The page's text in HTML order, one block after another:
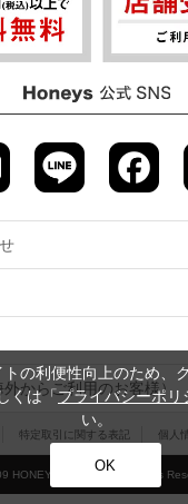
からご利用のお客様）
特定取引に関する表記 個人
HONEYS CO., LTD. All Rights
の利便性向上のため、
くは「プライバシーポリ
い。
OK